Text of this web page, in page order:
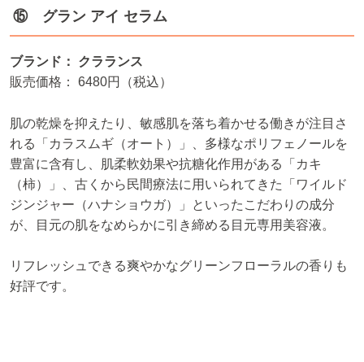
⑮ グラン アイ セラム
ブランド： クラランス
販売価格： 6480円（税込）
肌の乾燥を抑えたり、敏感肌を落ち着かせる働きが注目さ
れる「カラスムギ（オート）」、多様なポリフェノールを
豊富に含有し、肌柔軟効果や抗糖化作用がある「カキ
（柿）」、古くから民間療法に用いられてきた「ワイルド
ジンジャー（ハナショウガ）」といったこだわりの成分
が、目元の肌をなめらかに引き締める目元専用美容液。
リフレッシュできる爽やかなグリーンフローラルの香りも
好評です。